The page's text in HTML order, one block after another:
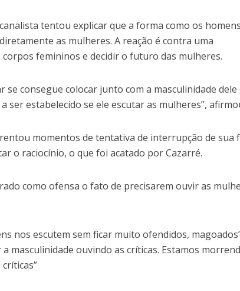
tentou explicar que a forma como os
as mulheres. A reação é contra uma
femininos e decidir o futuro das mulheres.
se consegue colocar junto com a masculinidade dele
ser estabelecido se ele escutar as mulheres”,
momentos de tentativa de interrupção de sua
o raciocínio, o que foi acatado por Cazarré.
como ofensa o fato de precisarem ouvir as
nos escutem sem ficar muito ofendidos,
masculinidade ouvindo as críticas. Estamos